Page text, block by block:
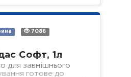
7086
Софт, 1л
для завнішнього
готове до